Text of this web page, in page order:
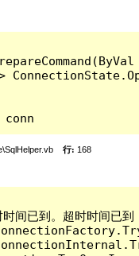
行: 168
。超时时间已到，